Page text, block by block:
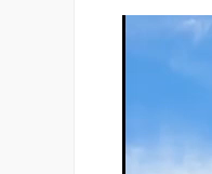
Reproductor